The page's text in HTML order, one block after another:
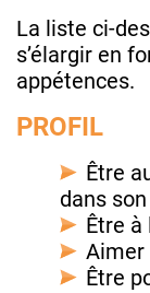
La liste ci-
s’élargir en
appétences.
PROFIL
Être
dans
Être à
Aimer
Être